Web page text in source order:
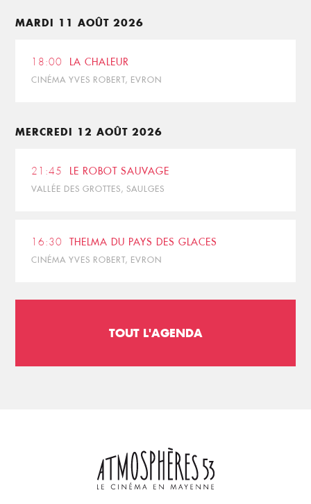
MARDI 11 AOÛT 2026
18:00 LA CHALEUR
CINÉMA YVES ROBERT, EVRON
MERCREDI 12 AOÛT 2026
21:45 LE ROBOT SAUVAGE
VALLÉE DES GROTTES, SAULGES
16:30 THELMA DU PAYS DES GLACES
CINÉMA YVES ROBERT, EVRON
TOUT L'AGENDA